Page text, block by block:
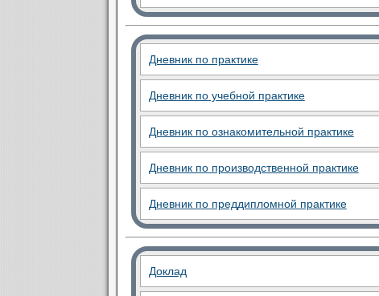
Дневник по практике
Дневник по учебной практике
Дневник по ознакомительной практике
Дневник по производственной практике
Дневник по преддипломной практике
Доклад